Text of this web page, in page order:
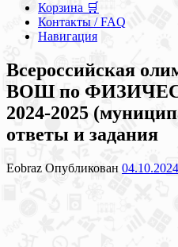
Корзина 🛒
Контакты / FAQ
Навигация
Всероссийская
ВОШ по
2024-2025
ответы и задания
Eobraz Опубликован 04.10.2024